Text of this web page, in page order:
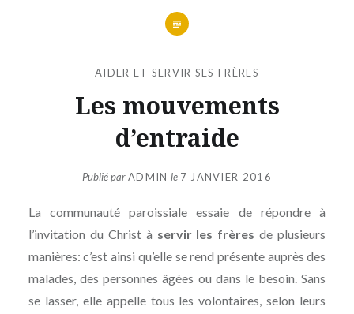
AIDER ET SERVIR SES FRÈRES
Les mouvements
d’entraide
Publié parADMIN le 7 JANVIER 2016
La communauté paroissiale essaie de répondre à
l’invitation du Christ à servir les frères de plusieurs
manières: c’est ainsi qu’elle se rend présente auprès des
malades, des personnes âgées ou dans le besoin. Sans
se lasser, elle appelle tous les volontaires, selon leurs